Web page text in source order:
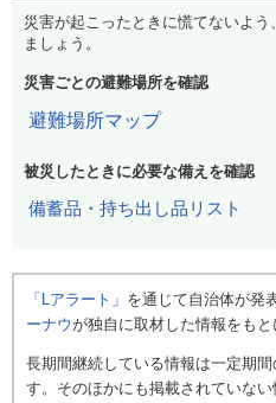
災害が起こったときに慌てないよ
ましょう。
災害ごとの避難場所を確認
避難場所マップ
被災したときに必要な備えを確認
備蓄品・持ち出し品リスト
「Lアラート」 を通じて自治体が発
ーナウが独自に取材した情報をもと
長期間継続している情報は一定期
す。そのほかにも掲載されていない